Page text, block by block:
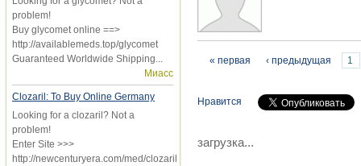
problem!
Buy glycomet online ==>
http://availablemeds.top/glycomet
Guaranteed Worldwide Shipping...
Миасс
Clozaril: To Buy Online Germany
Looking for a clozaril? Not a
problem!
Enter Site >>>
http://newcenturyera.com/med/clozaril
Страницы
« первая ‹ предыдущая 1
Нравится
загрузка...